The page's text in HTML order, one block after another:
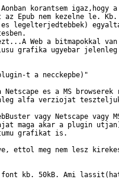
korantsem igaz,hogy a
az Epub nem kezelne le.
legelterjedtebbek)
Web a bitmapokkal
grafika ugyebar jelenleg
t a necckepbe)"
es a MS
alfa verziojat
vagy Netscape vagy
maga akar a plugin
grafikat is.
ettol meg nem lesz
kb. 50kB. Ami